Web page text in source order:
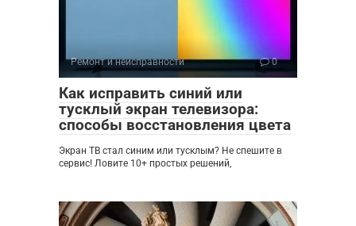
Ремонт и неисправности 0
Как исправить синий или
тусклый экран телевизора:
способы восстановления цвета
Экран ТВ стал синим или тусклым? Не спешите в
сервис! Ловите 10+ простых решений,